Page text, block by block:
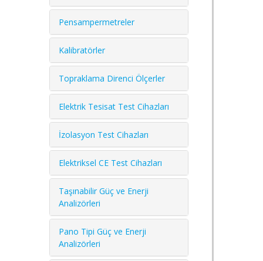
Pensampermetreler
Kalibratörler
Topraklama Direnci Ölçerler
Elektrik Tesisat Test Cihazları
İzolasyon Test Cihazları
Elektriksel CE Test Cihazları
Taşınabilir Güç ve Enerji
Analizörleri
Pano Tipi Güç ve Enerji
Analizörleri